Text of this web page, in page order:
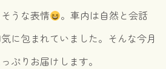
うな表情
。車内は自然と会話
に包まれていました。そんな今月
ぷりお届けします。